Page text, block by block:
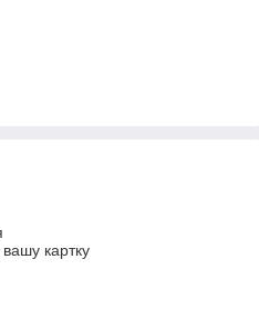
картку